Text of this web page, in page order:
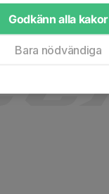
Godkänn alla kakor
Bara nödvändiga